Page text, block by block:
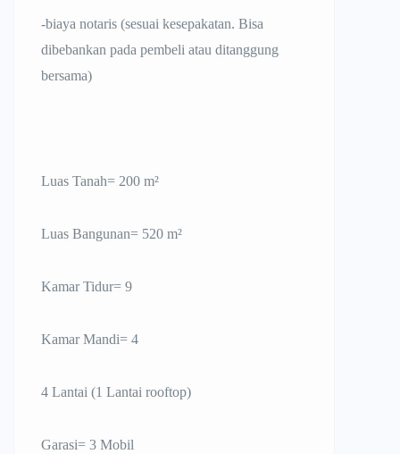
-biaya notaris (sesuai kesepakatan. Bisa
dibebankan pada pembeli atau ditanggung
bersama)
Luas Tanah= 200 m²
Luas Bangunan= 520 m²
Kamar Tidur= 9
Kamar Mandi= 4
4 Lantai (1 Lantai rooftop)
Garasi= 3 Mobil